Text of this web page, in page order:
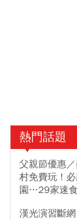
熱門話題
父親節優惠
村免費玩！
園…29家速
漢光演習斷